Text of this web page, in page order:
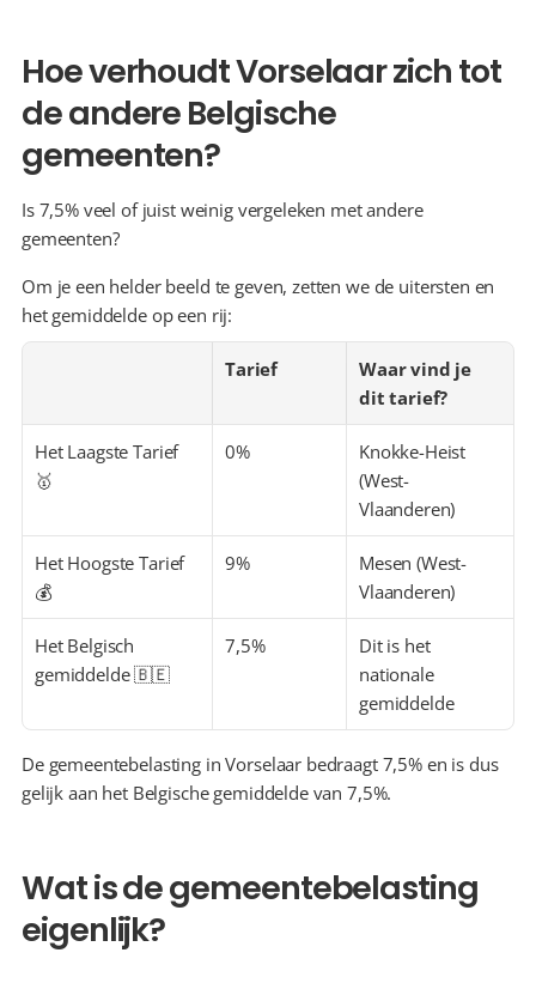
Hoe verhoudt Vorselaar zich tot
de andere Belgische
gemeenten?
Is 7,5% veel of juist weinig vergeleken met andere
gemeenten?
Om je een helder beeld te geven, zetten we de uitersten en
het gemiddelde op een rij:
Tarief
Waar vind je
dit tarief?
Het Laagste Tarief
🥇
0%
Knokke-Heist
(West-
Vlaanderen)
Het Hoogste Tarief
💰
9%
Mesen (West-
Vlaanderen)
Het Belgisch
gemiddelde 🇧🇪
7,5%
Dit is het
nationale
gemiddelde
De gemeentebelasting in Vorselaar bedraagt 7,5% en is dus
gelijk aan het Belgische gemiddelde van 7,5%.
Wat is de gemeentebelasting
eigenlijk?